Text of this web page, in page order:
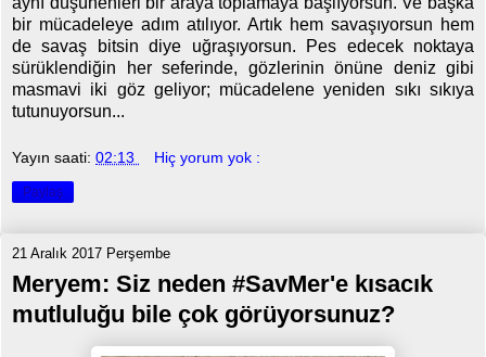
bir mücadeleye adım atılıyor. Artık hem savaşıyorsun hem
de savaş bitsin diye uğraşıyorsun. Pes edecek noktaya
sürüklendiğin her seferinde, gözlerinin önüne deniz gibi
masmavi iki göz geliyor; mücadelene yeniden sıkı sıkıya
tutunuyorsun...
Yayın saati: 02:13 Hiç yorum yok :
Paylaş
21 Aralık 2017 Perşembe
Meryem: Siz neden #SavMer'e kısacık
mutluluğu bile çok görüyorsunuz?